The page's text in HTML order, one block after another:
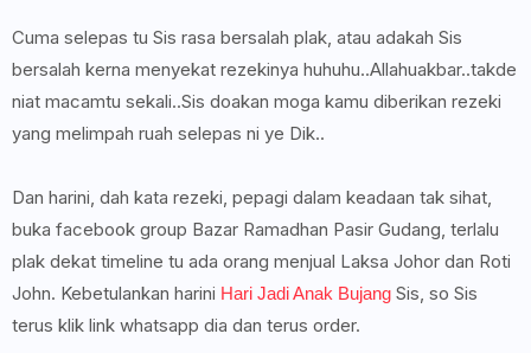
Cuma selepas tu Sis rasa bersalah plak, atau adakah Sis
bersalah kerna menyekat rezekinya huhuhu..Allahuakbar..takde
niat macamtu sekali..Sis doakan moga kamu diberikan rezeki
yang melimpah ruah selepas ni ye Dik..
Dan harini, dah kata rezeki, pepagi dalam keadaan tak sihat,
buka facebook group Bazar Ramadhan Pasir Gudang, terlalu
plak dekat timeline tu ada orang menjual Laksa Johor dan Roti
John. Kebetulankan harini Hari Jadi Anak Bujang Sis, so Sis
terus klik link whatsapp dia dan terus order.